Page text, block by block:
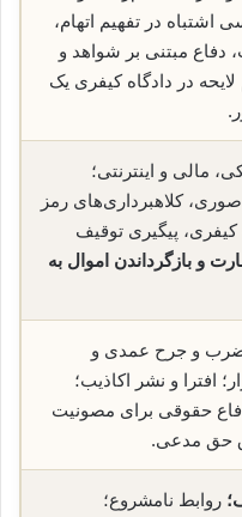
اشتباه در تفهیم اتهام،
مبتنی بر شواهد و
در دادگاه کیفری یک
مالی و اینترنتی؛
کلاهبرداری‌های رمز
پیگیری توقیف
و بازگرداندن اموال به
و جرح عمدی و
افترا و نشر اکاذیب؛
حقوقی برای مصونیت
حق مدعی.
روابط نامشروع؛